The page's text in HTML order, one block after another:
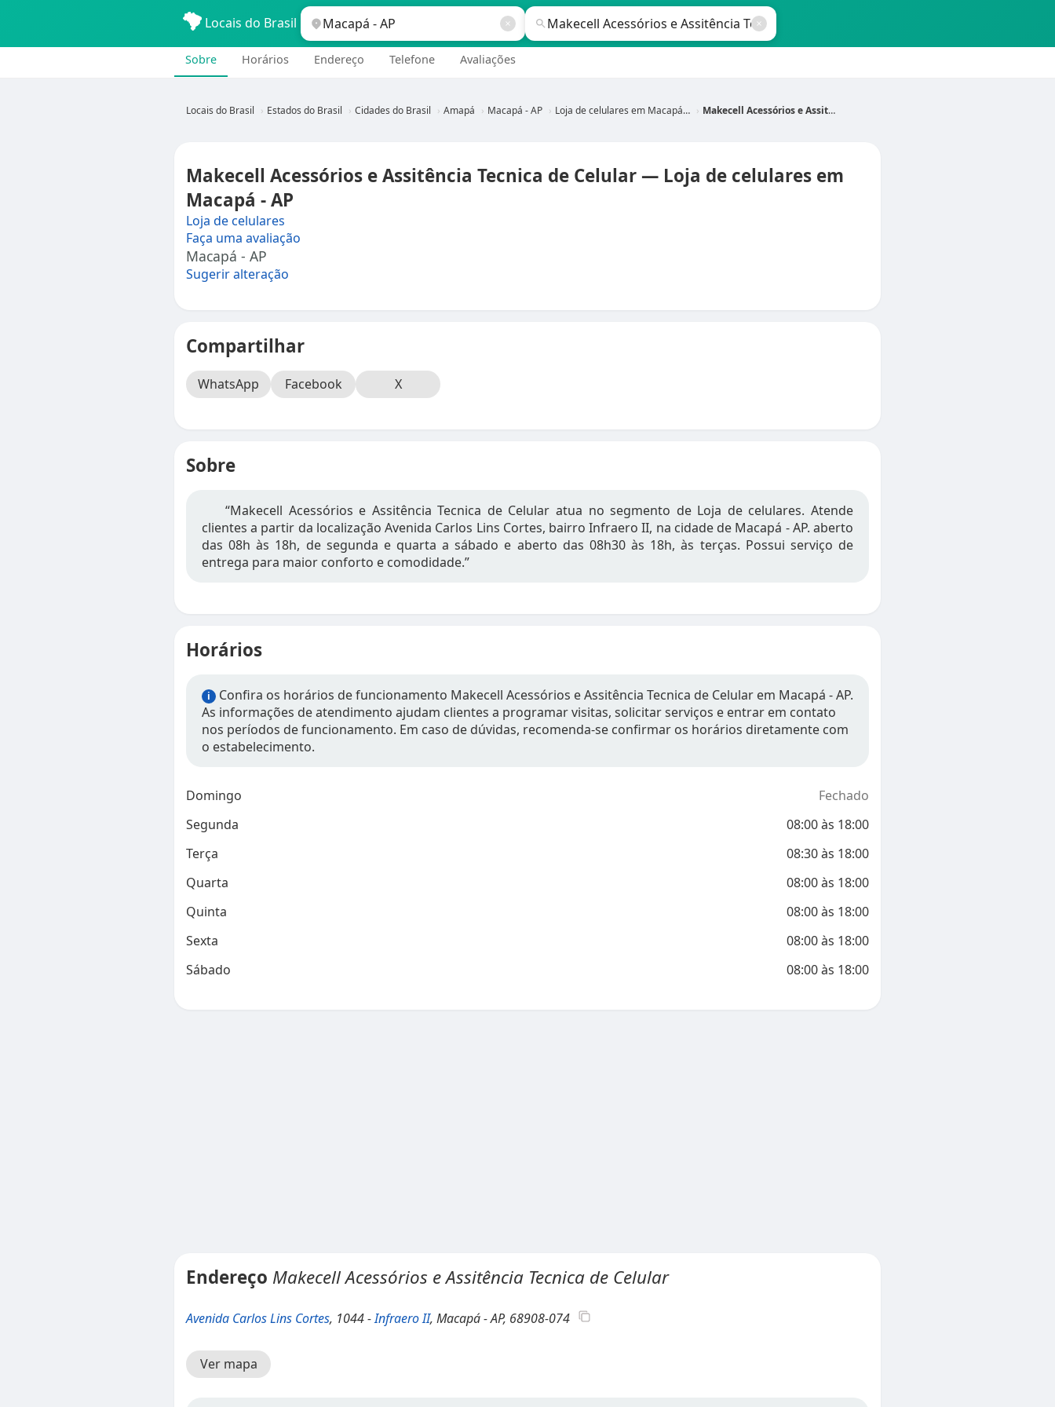
Locais do Brasil
Sobre Horários Endereço Telefone Avaliações
Locais do Brasil Estados do Brasil Cidades do Brasil Amapá Macapá - AP Loja de celulares em Macapá - AP Makecell Acessórios e Assitência Tecnica de Celular
Makecell Acessórios e Assitência Tecnica de Celular — Loja de celulares em
Macapá - AP
Loja de celulares
Faça uma avaliação
Macapá - AP
Sugerir alteração
Compartilhar
WhatsApp Facebook X
Sobre
“Makecell Acessórios e Assitência Tecnica de Celular atua no segmento de Loja de celulares. Atende
clientes a partir da localização Avenida Carlos Lins Cortes, bairro Infraero II, na cidade de Macapá - AP. aberto
das 08h às 18h, de segunda e quarta a sábado e aberto das 08h30 às 18h, às terças. Possui serviço de
entrega para maior conforto e comodidade.”
Horários
i
Confira os horários de funcionamento Makecell Acessórios e Assitência Tecnica de Celular em Macapá - AP.
As informações de atendimento ajudam clientes a programar visitas, solicitar serviços e entrar em contato
nos períodos de funcionamento. Em caso de dúvidas, recomenda-se confirmar os horários diretamente com
o estabelecimento.
Domingo
Fechado
Segunda
08:00às 18:00
Terça
08:30às 18:00
Quarta
08:00às 18:00
Quinta
08:00às 18:00
Sexta
08:00às 18:00
Sábado
08:00às 18:00
Endereço Makecell Acessórios e Assitência Tecnica de Celular
Avenida Carlos Lins Cortes, 1044 -Infraero II, Macapá - AP, 68908-074
Ver mapa